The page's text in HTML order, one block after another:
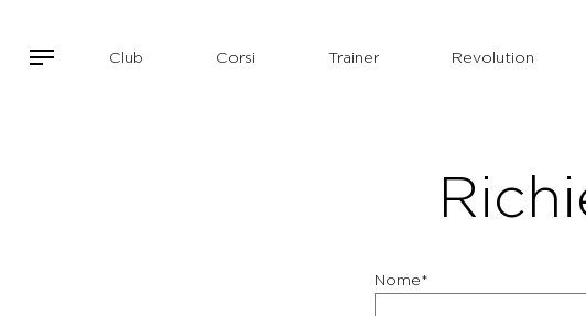
Club Corsi Trainer Revolution
Nome*